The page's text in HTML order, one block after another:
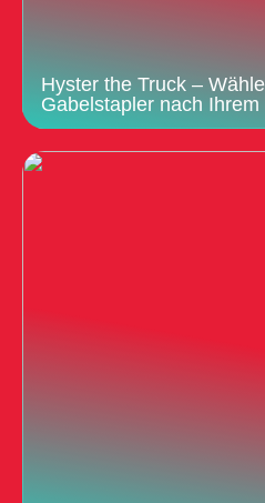
Hyster the Truck –
Gabelstapler nach